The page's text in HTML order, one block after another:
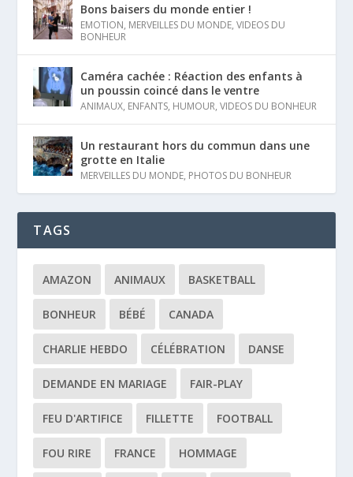
Bons baisers du monde entier !
EMOTION, MERVEILLES DU MONDE,VIDEOS DU
BONHEUR
Caméra cachée : Réaction des enfants à
un poussin coincé dans le ventre
ANIMAUX, ENFANTS, HUMOUR,VIDEOS DU BONHEUR
Un restaurant hors du commun dans une
grotte en Italie
MERVEILLES DU MONDE, PHOTOS DU BONHEUR
TAGS
AMAZON ANIMAUX BASKETBALL
BONHEUR BÉBÉ CANADA
CHARLIE HEBDO CÉLÉBRATION DANSE
DEMANDE EN MARIAGE FAIR-PLAY
FEU D'ARTIFICE FILLETTE FOOTBALL
FOU RIRE FRANCE HOMMAGE